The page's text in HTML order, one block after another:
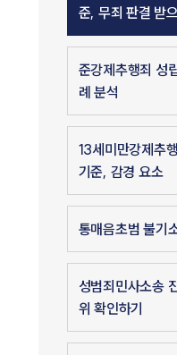
준, 무죄 판결 받
준강제추행죄 성
례 분석
13세미만강제추
기준, 감경 요소
통매음초범 불기
성범죄민사소송
위 확인하기